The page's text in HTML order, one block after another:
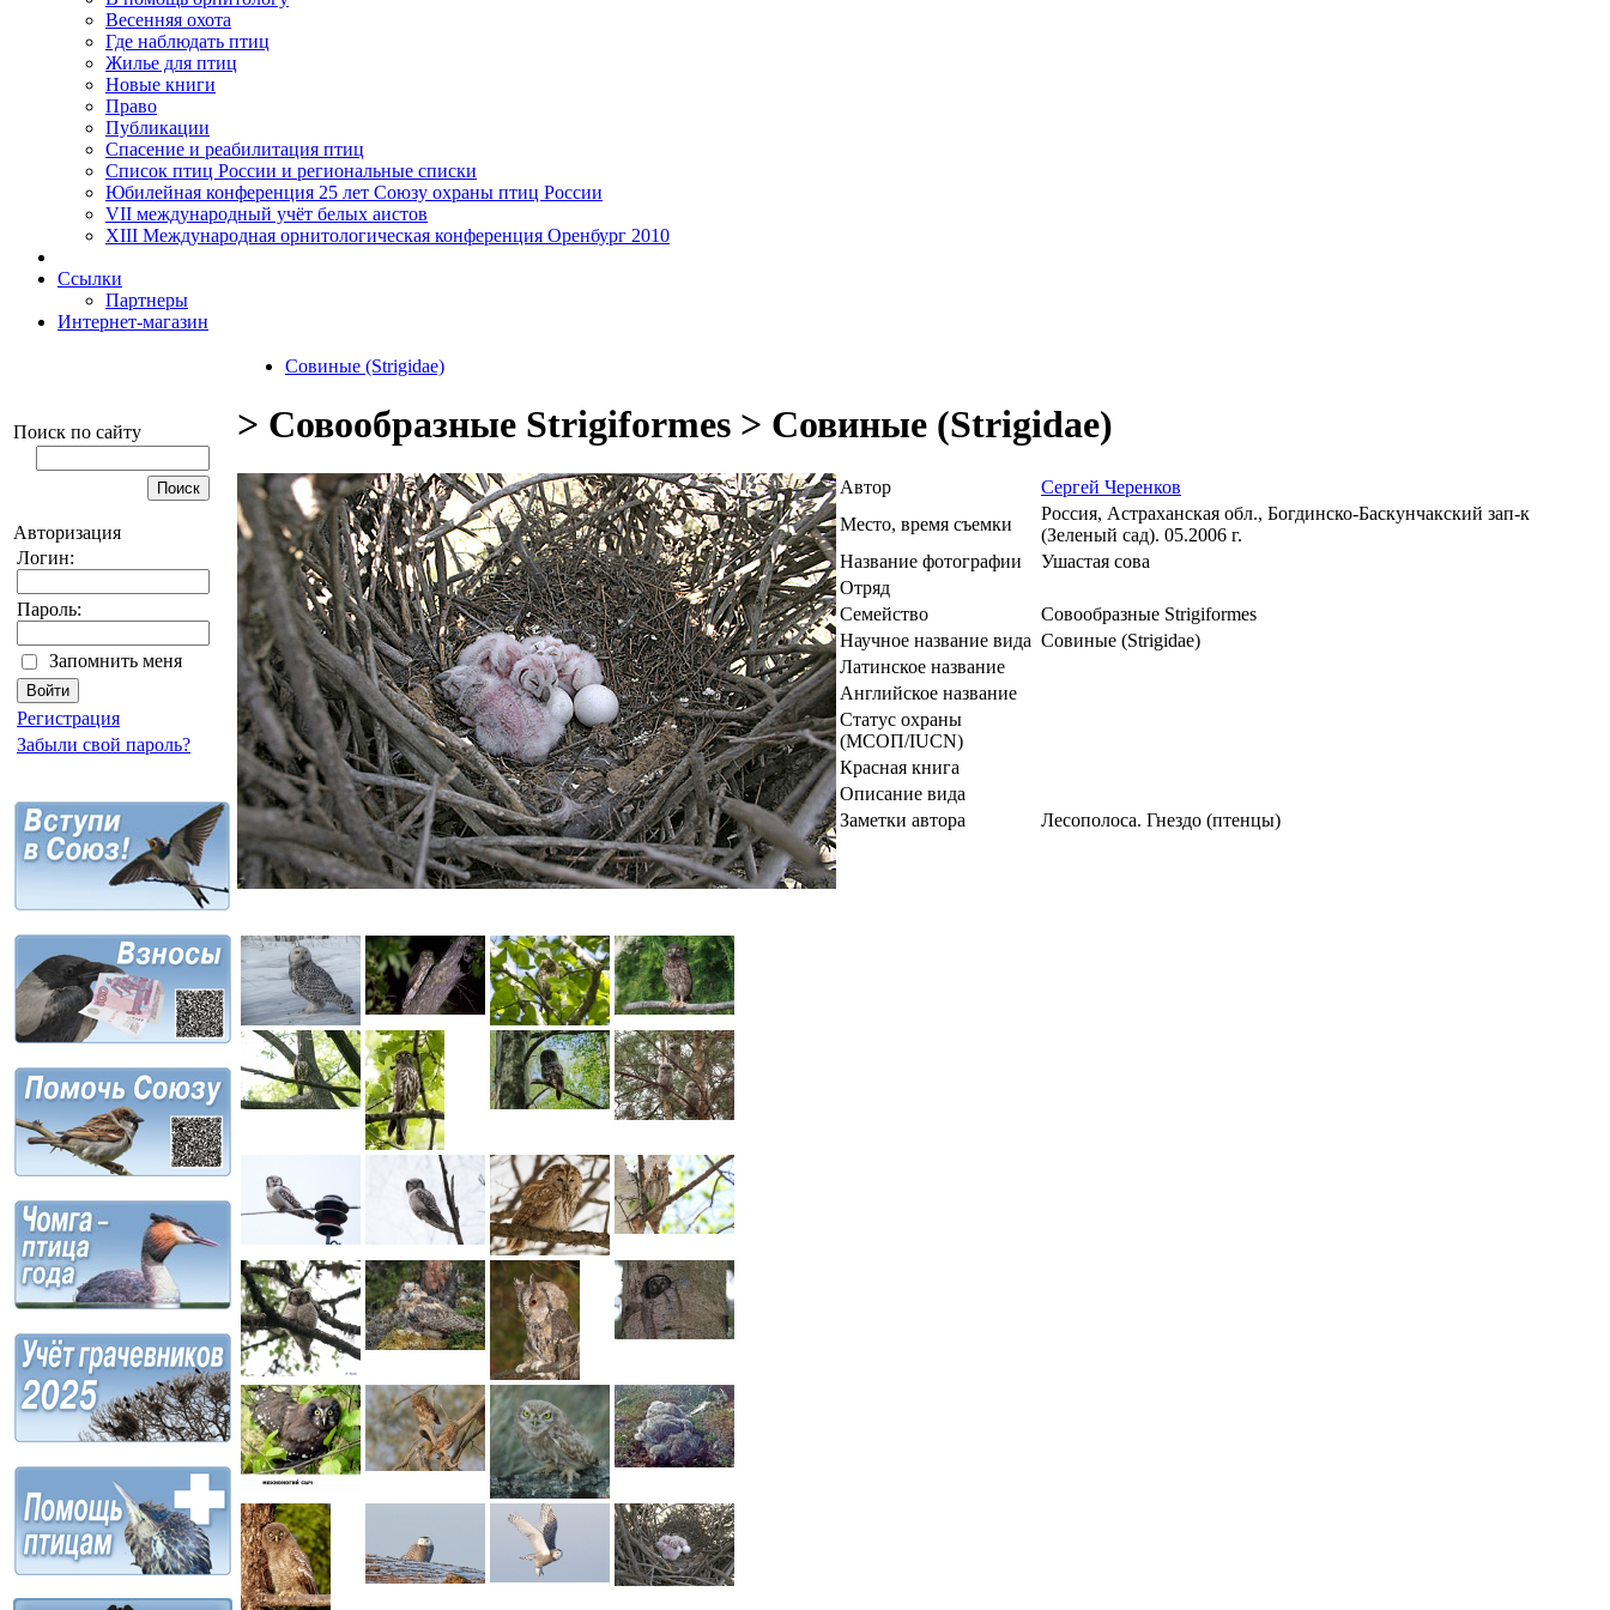
Весенняя охота
Где наблюдать птиц
Жилье для птиц
Новые книги
Право
Публикации
Спасение и реабилитация птиц
Список птиц России и региональные списки
Юбилейная конференция 25 лет Союзу охраны птиц России
VII международный учёт белых аистов
XIII Международная орнитологическая конференция Оренбург 2010
Ссылки
Партнеры
Интернет-магазин
Поиск по сайту
Авторизация
Логин:
Пароль:
Запомнить меня
Регистрация
Забыли свой пароль?
Совиные (Strigidae)
> Совообразные Strigiformes > Совиные (Strigidae)
Автор
Сергей Черенков
Место, время съемки
Россия, Астраханская обл., Богдинско-Баскунчакский зап-к
(Зеленый сад). 05.2006 г.
Название фотографии
Ушастая сова
Отряд
Семейство
Совообразные Strigiformes
Научное название вида Совиные (Strigidae)
Латинское название
Английское название
Статус охраны
(МСОП/IUCN)
Красная книга
Описание вида
Заметки автора
Лесополоса. Гнездо (птенцы)